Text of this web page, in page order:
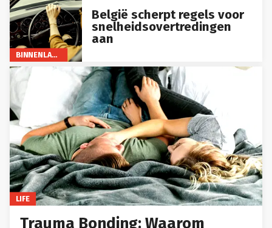
BINNENLAND
België scherpt regels voor
snelheidsovertredingen
aan
LIFE
Trauma Bonding: Waarom